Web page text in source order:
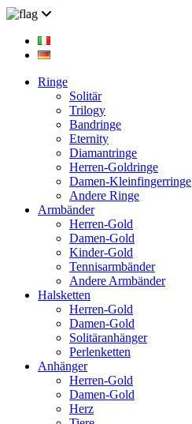
Ringe
Solitär
Trilogy
Bandringe
Eternity
Diamantringe
Herren-Goldringe
Damen-Kleinfingerringe
Andere Ringe
Armbänder
Herren-Gold
Damen-Gold
Kinder-Gold
Tennisarmbänder
Andere Armbänder
Halsketten
Herren-Gold
Damen-Gold
Solitäranhänger
Perlenketten
Anhänger
Herren-Gold
Damen-Gold
Herz